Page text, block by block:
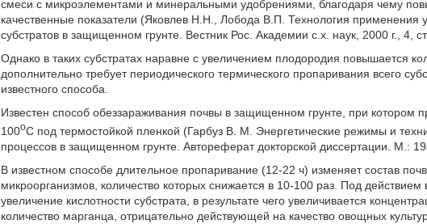
смеси с микроэлементами и минеральными удобрениями, благодаря чему
качественные показатели (Яковлев Н.Н., Лобода В.П. Технология применения
субстратов в защищенном грунте. Вестник Рос. Академии с.х. наук, 2000 г., 4,
Однако в таких субстратах наравне с увеличением плодородия повышается
дополнительно требует периодического термического пропаривания всего
известного способа.
Известен способ обеззараживания почвы в защищенном грунте, при котором
100oС под термостойкой пленкой (Гарбуз В. M. Энергетические режимы и
процессов в защищенном грунте. Автореферат докторской диссертации. М.:
В известном способе длительное пропаривание (12-22 ч) изменяет состав
микроорганизмов, количество которых снижается в 10-100 раз. Под действием
увеличение кислотности субстрата, в результате чего увеличивается
количество марганца, отрицательно действующей на качество овощных